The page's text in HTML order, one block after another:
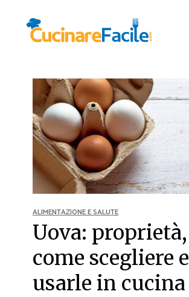
ALIMENTAZIONE E SALUTE
Uova: proprietà,
come scegliere e
usarle in cucina